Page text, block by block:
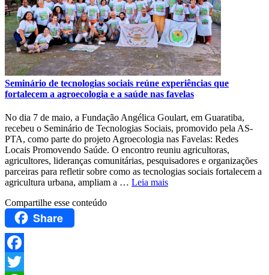
Seminário de tecnologias sociais reúne experiências que
fortalecem a agroecologia e a saúde nas favelas
No dia 7 de maio, a Fundação Angélica Goulart, em Guaratiba,
recebeu o Seminário de Tecnologias Sociais, promovido pela AS-
PTA, como parte do projeto Agroecologia nas Favelas: Redes
Locais Promovendo Saúde. O encontro reuniu agricultoras,
agricultores, lideranças comunitárias, pesquisadores e organizações
parceiras para refletir sobre como as tecnologias sociais fortalecem a
agricultura urbana, ampliam a … Leia mais
Compartilhe esse conteúdo
Share
Facebook